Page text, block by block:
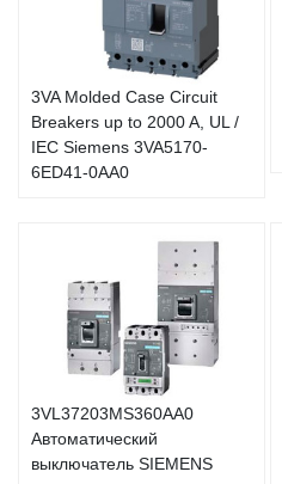
3VA Molded Case Circuit
Breakers up to 2000 A, UL /
IEC Siemens 3VA5170-
6ED41-0AA0
3VL37203MS360AA0
Автоматический
выключатель SIEMENS